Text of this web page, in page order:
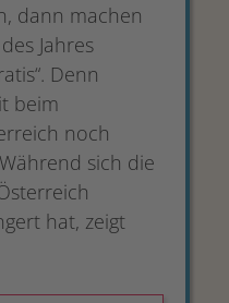
dann machen
Jahres
Denn
beim
noch
sich die
hat, zeigt